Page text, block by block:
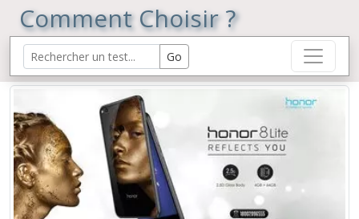
Comment Choisir ?